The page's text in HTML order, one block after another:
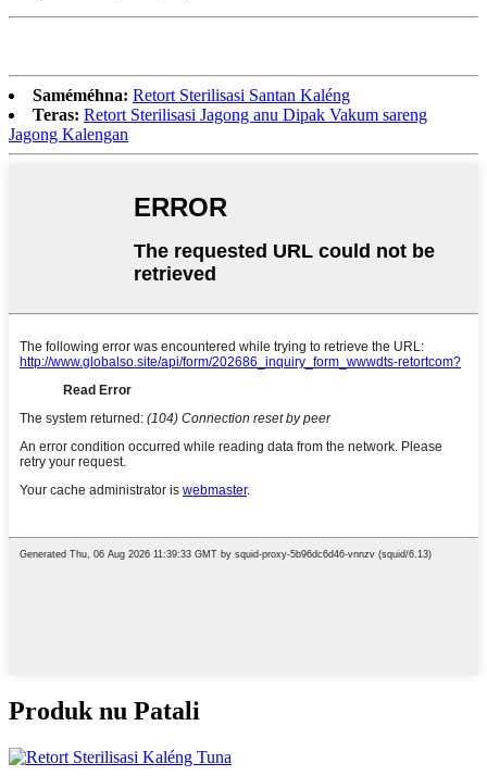
Saméméhna: Retort Sterilisasi Santan Kaléng
Teras: Retort Sterilisasi Jagong anu Dipak Vakum sareng
Jagong Kalengan
Produk nu Patali